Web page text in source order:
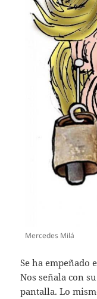
Mercedes Milá
Se ha empeñado
Nos señala con
pantalla. Lo